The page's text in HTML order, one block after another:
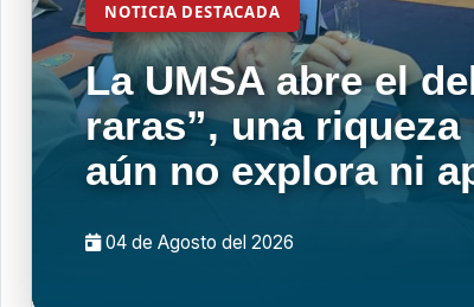
NOTICIA DESTACADA
La UMSA abre el
raras”, una
aún no explora ni
04 de Agosto del 2026